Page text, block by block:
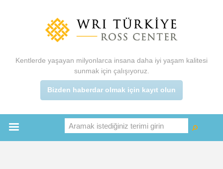
Kentlerde yaşayan milyonlarca insana daha iyi yaşam kalitesi
sunmak için çalışıyoruz.
Bizden haberdar olmak için kayıt olun
Ara
Ara